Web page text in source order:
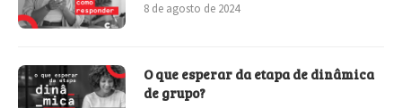
8 de agosto de 2024
O que esperar da etapa de dinâmica
de grupo?